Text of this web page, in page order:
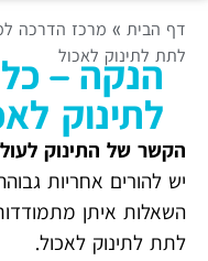
דף הבית»מרכז הדרכה
לתת לתינוק לאכול
הנקה –
לתינוק
הקשר של התינוק
יש להורים אחריות
השאלות איתן
לתת לתינוק לאכול.